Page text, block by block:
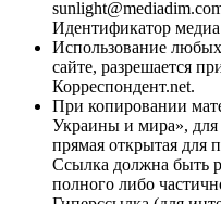
Идентификатор
Использование
сайте, разрешается
Корреспондент.net.
При копировании
Украины и мира», для
прямая открытая для
Ссылка должна быть
полного либо